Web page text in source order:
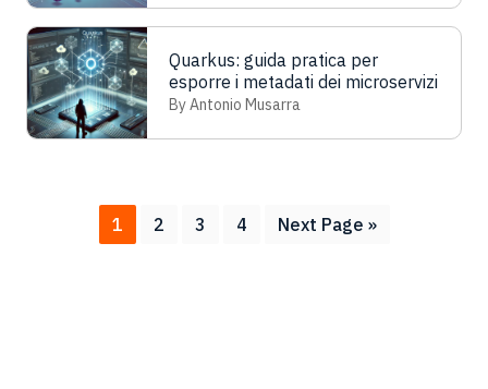
Quarkus: guida pratica per
esporre i metadati dei microservizi
By Antonio Musarra
Page
1 Page
2 Page
3 Page
4
Go
Next Page »